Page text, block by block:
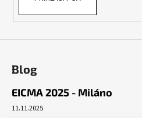
Blog
EICMA 2025 - Miláno
11.11.2025